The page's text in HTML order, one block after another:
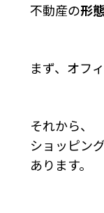
不動産の形
まず、オフ
それから、
ショッピン
あります。